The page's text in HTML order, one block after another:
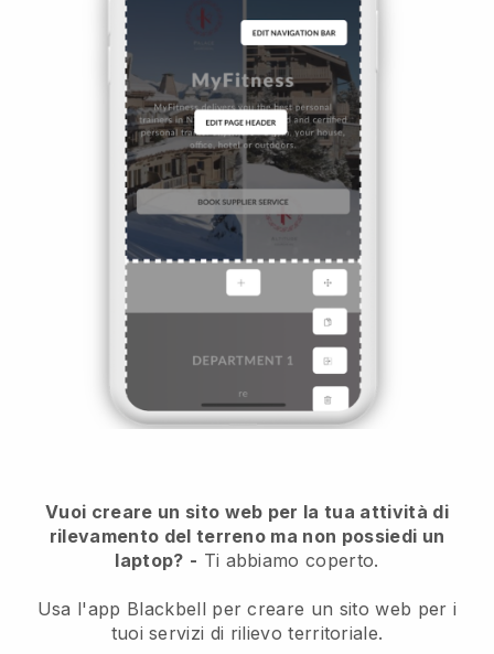
Vuoi creare un sito web per la tua attività di
rilevamento del terreno ma non possiedi un
laptop? - Ti abbiamo coperto.
Usa l'app Blackbell per creare un sito web per i
tuoi servizi di rilievo territoriale.